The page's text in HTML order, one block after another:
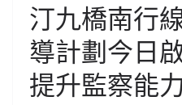
汀九橋南行
導計劃今日
提升監察能